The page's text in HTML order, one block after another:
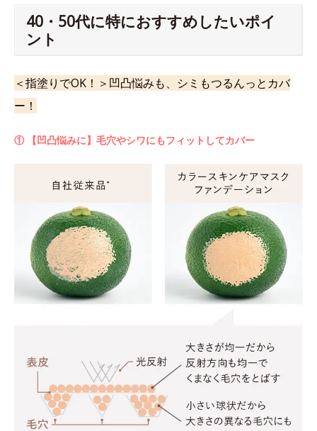
40・50代に特におすすめしたいポイ
ント
＜指塗りでOK！＞凹凸悩みも、シミもつるんっとカバ
ー！
① 【凹凸悩みに】毛穴やシワにもフィットしてカバー